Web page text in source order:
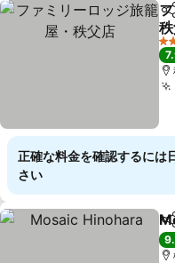
3
正確な料金を確認するには
さい
シ